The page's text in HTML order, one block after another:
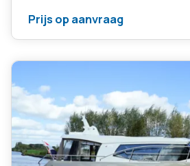
Prijs op aanvraag